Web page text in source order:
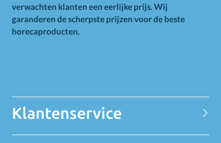
verwachten klanten een eerlijke prijs. Wij
garanderen de scherpste prijzen voor de beste
horecaproducten.
Klantenservice
Contact